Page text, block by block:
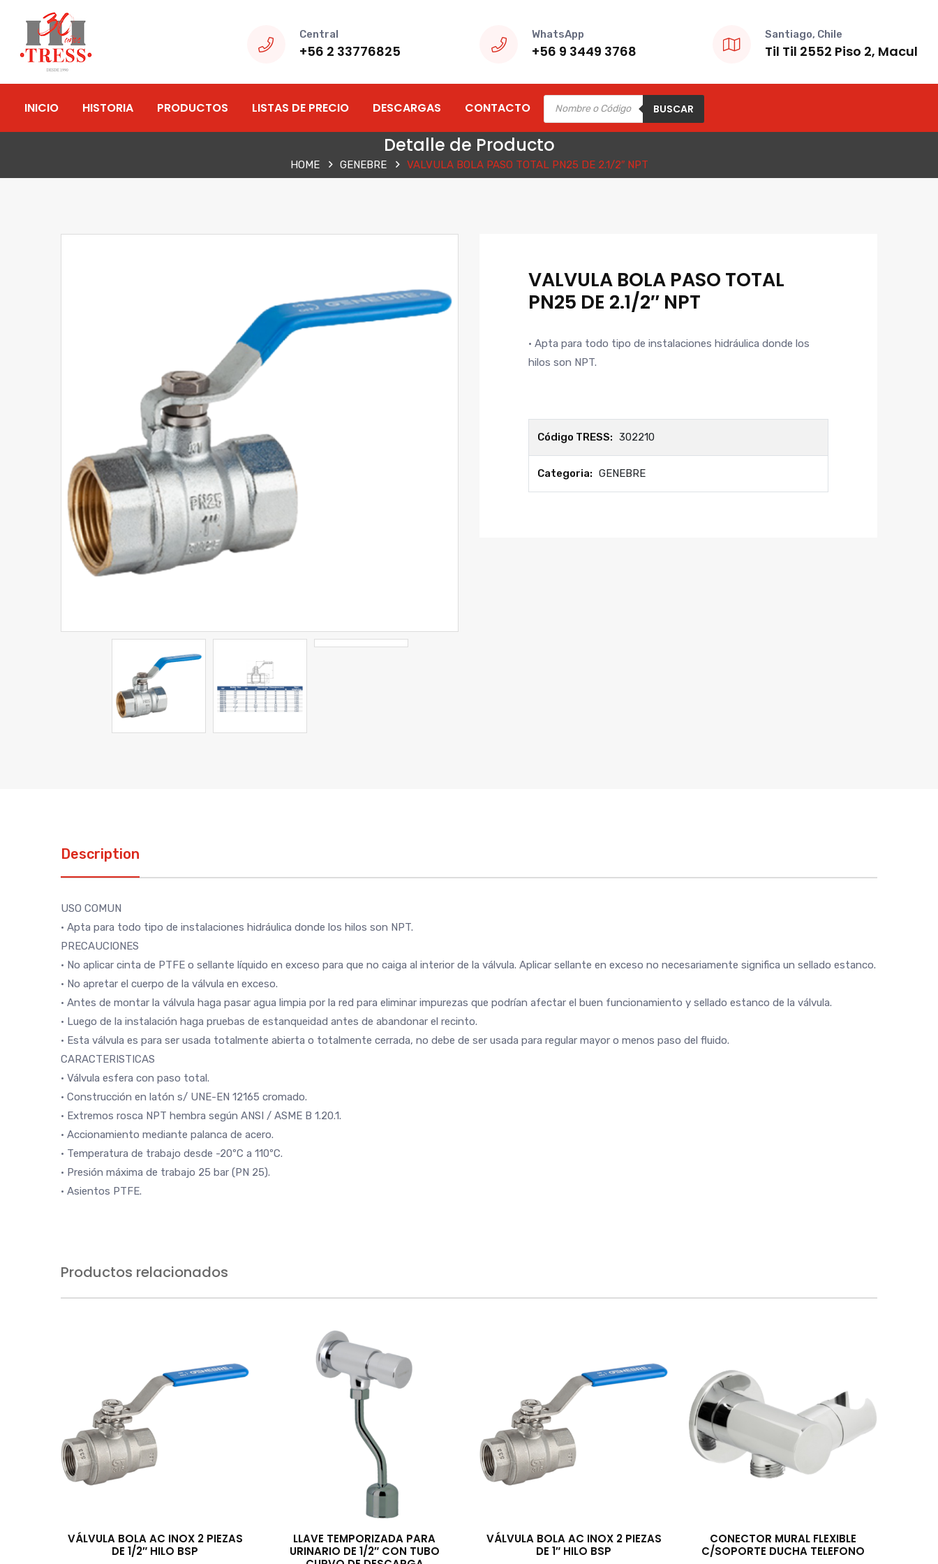
Central
+56 2 33776825
WhatsApp
+56 9 3449 3768
Santiago, Chile
Til Til 2552 Piso 2, Macul
INICIO HISTORIA PRODUCTOS LISTAS DE PRECIO DESCARGAS CONTACTO
Products
search
BUSCAR
Detalle de Producto
HOME GENEBRE VALVULA BOLA PASO TOTAL PN25 DE 2.1/2″ NPT
VALVULA BOLA PASO TOTAL
PN25 DE 2.1/2″ NPT
• Apta para todo tipo de instalaciones hidráulica donde los
hilos son NPT.
Código TRESS: 302210
Categoria: GENEBRE
Description
USO COMUN
• Apta para todo tipo de instalaciones hidráulica donde los hilos son NPT.
PRECAUCIONES
• No aplicar cinta de PTFE o sellante líquido en exceso para que no caiga al interior de la válvula. Aplicar sellante en exceso no necesariamente significa un sellado estanco.
• No apretar el cuerpo de la válvula en exceso.
• Antes de montar la válvula haga pasar agua limpia por la red para eliminar impurezas que podrían afectar el buen funcionamiento y sellado estanco de la válvula.
• Luego de la instalación haga pruebas de estanqueidad antes de abandonar el recinto.
• Esta válvula es para ser usada totalmente abierta o totalmente cerrada, no debe de ser usada para regular mayor o menos paso del fluido.
CARACTERISTICAS
• Válvula esfera con paso total.
• Construcción en latón s/ UNE-EN 12165 cromado.
• Extremos rosca NPT hembra según ANSI / ASME B 1.20.1.
• Accionamiento mediante palanca de acero.
• Temperatura de trabajo desde -20ºC a 110ºC.
• Presión máxima de trabajo 25 bar (PN 25).
• Asientos PTFE.
Productos relacionados
VÁLVULA BOLA AC INOX 2 PIEZAS
DE 1/2″ HILO BSP
LLAVE TEMPORIZADA PARA
URINARIO DE 1/2″ CON TUBO
VÁLVULA BOLA AC INOX 2 PIEZAS
DE 1″ HILO BSP
CONECTOR MURAL FLEXIBLE
C/SOPORTE DUCHA TELEFONO